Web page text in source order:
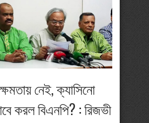
নেই, ক্যাসিনো
করল বিএনপি? : রিজভী